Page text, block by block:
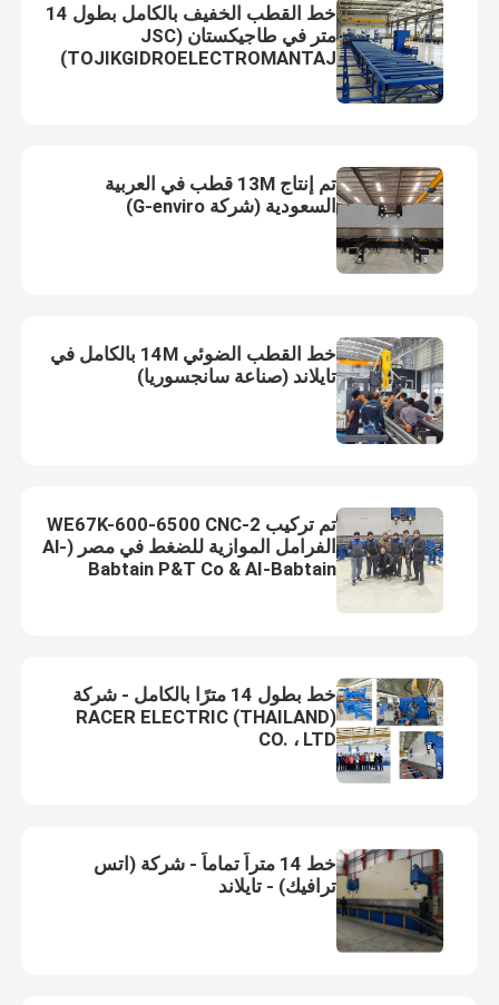
المنزل
منتجات
معلومات عنا
جولة في المصنع
اتصل بنا
القضايا
اطلب عرض أسعار
خط القطب الخفيف بالكامل بطول 14
متر في طاجيكستان (JSC
TOJIKGIDROELECTROMANTAJ)
تم إنتاج 13M قطب في العربية
السعودية (شركة G-enviro)
خط القطب الضوئي 14M بالكامل في
تايلاند (صناعة سانجسوريا)
تم تركيب 2-WE67K-600-6500 CNC
الفرامل الموازية للضغط في مصر (Al-
Babtain P&T Co & AI-Babtain
خط بطول 14 مترًا بالكامل - شركة
RACER ELECTRIC (THAILAND)
CO. ، LTD
خط 14 متراً تماماً - شركة (اتس
ترافيك) - تايلاند